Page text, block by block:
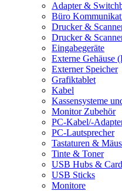
Adapter &
Büro
Drucker &
Drucker &
Eingabegeräte
Externe Gehäuse
Externer Speicher
Grafiktablet
Kabel
Kassensysteme
Monitor Zubehör
PC-Kabel/-
PC-Lautsprecher
Tastaturen &
Tinte & Toner
USB Hubs &
USB Sticks
Monitore